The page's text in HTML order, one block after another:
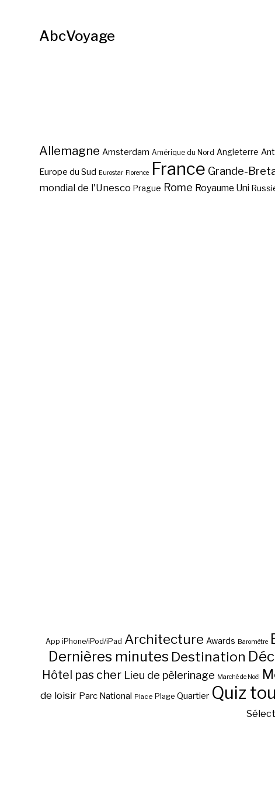
AbcVoyage
Allemagne Amsterdam Amérique du Nord Angleterre
Europe du Sud Eurostar Florence France Grande-
mondial de l'Unesco Prague Rome Royaume Uni
App iPhone/iPod/iPad Architecture Awards Baromètre
Dernières minutes Destination
Hôtel pas cher Lieu de pèlerinage Marché de Noël
de loisir Parc National Place Plage Quartier Quiz